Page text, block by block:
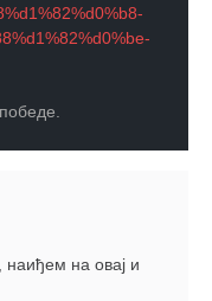
наиђем на овај и